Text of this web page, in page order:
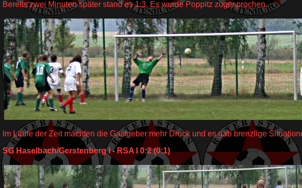
Bereits zwei Minuten später stand es 1:3. Es wurde Poppitz zugesprochen.
Im Laufe der Zeit machten die Gastgeber mehr Druck und es gab brenzlige
SG Haselbach/Gerstenberg I - RSA I 0:2 (0:1)